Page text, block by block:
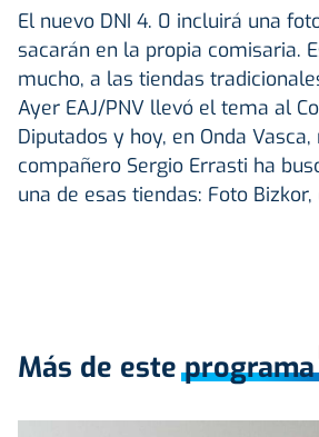
El nuevo DNI 4. 0 incluirá una
sacarán en la propia comisaria.
mucho, a las tiendas
Ayer EAJ/PNV llevó el tema al
Diputados y hoy, en Onda
compañero Sergio Errasti ha
una de esas tiendas: Foto Bizkor,
Más de este programa